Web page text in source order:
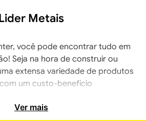
Metais
você pode encontrar tudo em
Seja na hora de construir ou
extensa variedade de produtos
um custo-benefício
Ver mais